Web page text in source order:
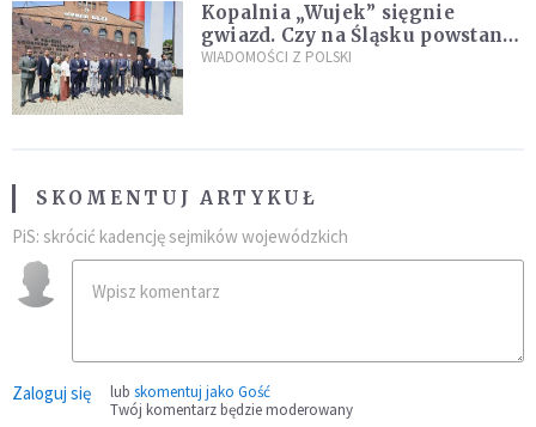
Kopalnia „Wujek” sięgnie
gwiazd. Czy na Śląsku powstanie
„Dolina Krzemowa”?
WIADOMOŚCI Z POLSKI
SKOMENTUJ ARTYKUŁ
PiS: skrócić kadencję sejmików wojewódzkich
Zaloguj się lub skomentuj jako Gość
Twój komentarz będzie moderowany